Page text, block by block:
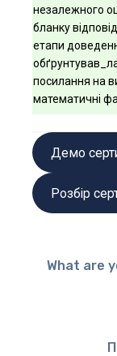
незалежного
бланку
етапи
посилання на
математичні
Демо
Розбір
What are